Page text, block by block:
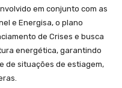
em conjunto com as
e Energisa, o plano
de Crises e busca
energética, garantindo
de situações de estiagem,